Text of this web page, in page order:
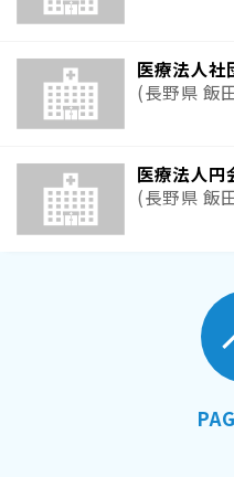
医療法人社
(長野県 飯
医療法人円
(長野県 飯